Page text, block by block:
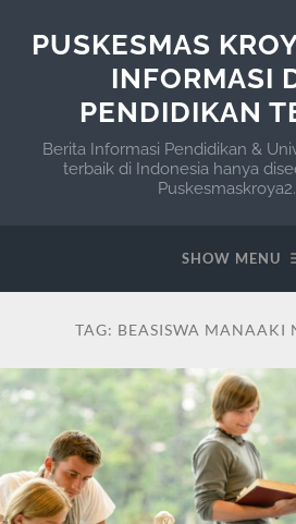
PUSKESMAS
INFORMASI
PENDIDIKAN
Berita Informasi Pendidikan &
terbaik di Indonesia hanya
SHOW MENU
TAG: BEASISWA MANAAKI